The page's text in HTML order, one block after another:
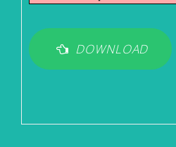
DOWNLOAD